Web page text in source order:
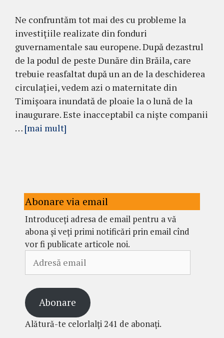
Ne confruntăm tot mai des cu probleme la
investițiile realizate din fonduri
guvernamentale sau europene. După dezastrul
de la podul de peste Dunăre din Brăila, care
trebuie reasfaltat după un an de la deschiderea
circulației, vedem azi o maternitate din
Timișoara inundată de ploaie la o lună de la
inaugurare. Este inacceptabil ca niște companii
… [mai mult]
Abonare via email
Introduceți adresa de email pentru a vă
abona și veți primi notificări prin email cînd
vor fi publicate articole noi.
email
Abonare
Alătură-te celorlalți 241 de abonați.